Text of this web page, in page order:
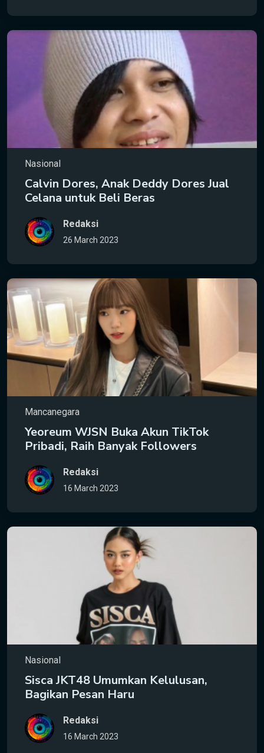
Nasional
Calvin Dores, Anak Deddy Dores Jual
Celana untuk Beli Beras
Redaksi
26 March 2023
Mancanegara
Yeoreum WJSN Buka Akun TikTok
Pribadi, Raih Banyak Followers
Redaksi
16 March 2023
Nasional
Sisca JKT48 Umumkan Kelulusan,
Bagikan Pesan Haru
Redaksi
16 March 2023